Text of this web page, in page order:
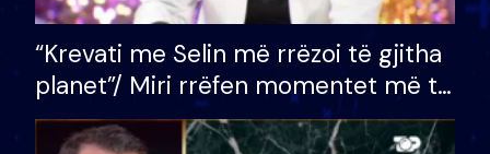
“Krevati me Selin më rrëzoi të gjitha
planet”/ Miri rrëfen momentet më të
bukura në shtëpinë e BB VIP: Do më